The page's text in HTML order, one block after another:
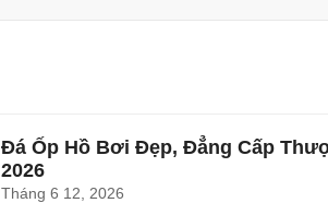
Đá Ốp Hồ Bơi Đẹp, Đẳng Cấp
2026
Tháng 6 12, 2026